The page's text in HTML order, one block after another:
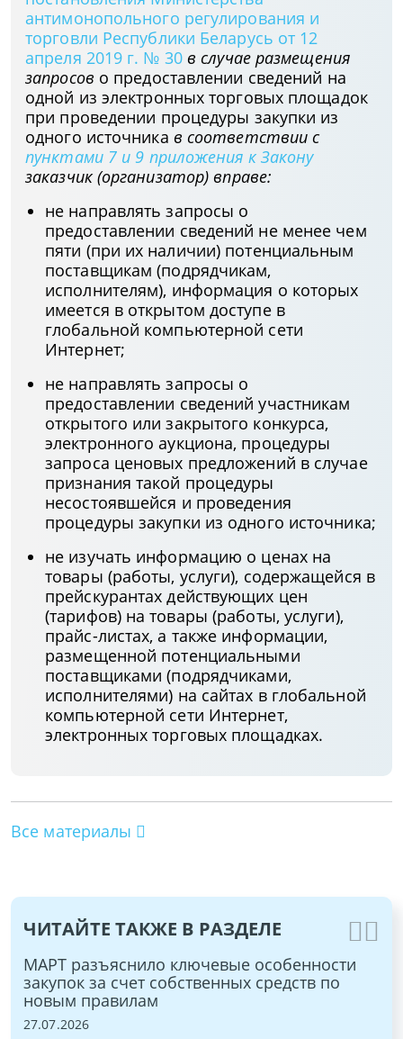
антимонопольного регулирования и
торговли Республики Беларусь от 12
апреля 2019 г. № 30 в случае размещения
запросов о предоставлении сведений на
одной из электронных торговых площадок
при проведении процедуры закупки из
одного источника в соответствии с
пунктами 7 и 9 приложения к Закону
заказчик (организатор) вправе:
не направлять запросы о
предоставлении сведений не менее чем
пяти (при их наличии) потенциальным
поставщикам (подрядчикам,
исполнителям), информация о которых
имеется в открытом доступе в
глобальной компьютерной сети
Интернет;
не направлять запросы о
предоставлении сведений участникам
открытого или закрытого конкурса,
электронного аукциона, процедуры
запроса ценовых предложений в случае
признания такой процедуры
несостоявшейся и проведения
процедуры закупки из одного источника;
не изучать информацию о ценах на
товары (работы, услуги), содержащейся в
прейскурантах действующих цен
(тарифов) на товары (работы, услуги),
прайс-листах, а также информации,
размещенной потенциальными
поставщиками (подрядчиками,
исполнителями) на сайтах в глобальной
компьютерной сети Интернет,
электронных торговых площадках.
Все материалы
ЧИТАЙТЕ ТАКЖЕ В РАЗДЕЛЕ
МАРТ разъяснило ключевые особенности
закупок за счет собственных средств по
новым правилам
27.07.2026